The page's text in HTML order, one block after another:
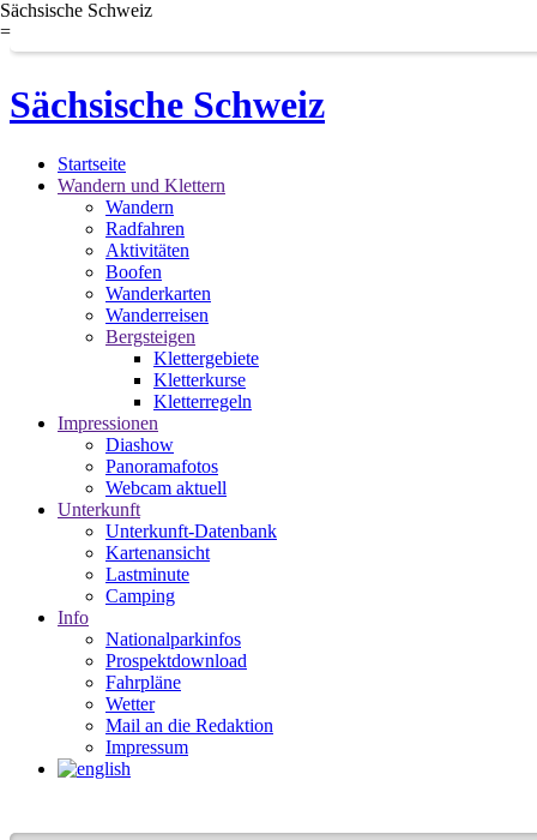
Sächsische Schweiz
=
Sächsische Schweiz
Startseite
Wandern und Klettern
Wandern
Radfahren
Aktivitäten
Boofen
Wanderkarten
Wanderreisen
Bergsteigen
Klettergebiete
Kletterkurse
Kletterregeln
Impressionen
Diashow
Panoramafotos
Webcam aktuell
Unterkunft
Unterkunft-Datenbank
Kartenansicht
Lastminute
Camping
Info
Nationalparkinfos
Prospektdownload
Fahrpläne
Wetter
Mail an die Redaktion
Impressum